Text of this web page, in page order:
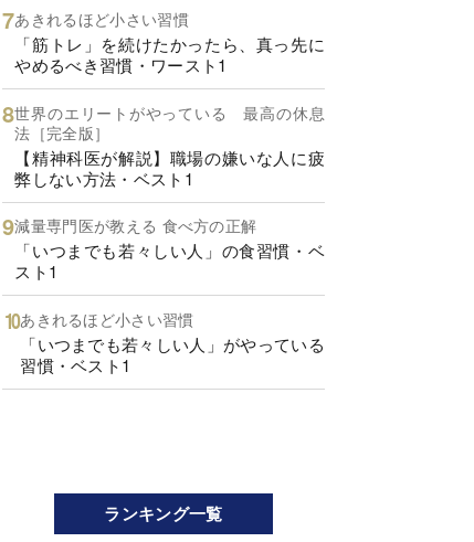
あきれるほど小さい習慣
「筋トレ」を続けたかったら、真っ先に
やめるべき習慣・ワースト1
世界のエリートがやっている 最高の休息
法［完全版］
【精神科医が解説】職場の嫌いな人に疲
弊しない方法・ベスト1
減量専門医が教える 食べ方の正解
「いつまでも若々しい人」の食習慣・ベ
スト1
あきれるほど小さい習慣
「いつまでも若々しい人」がやっている
習慣・ベスト1
ランキング一覧